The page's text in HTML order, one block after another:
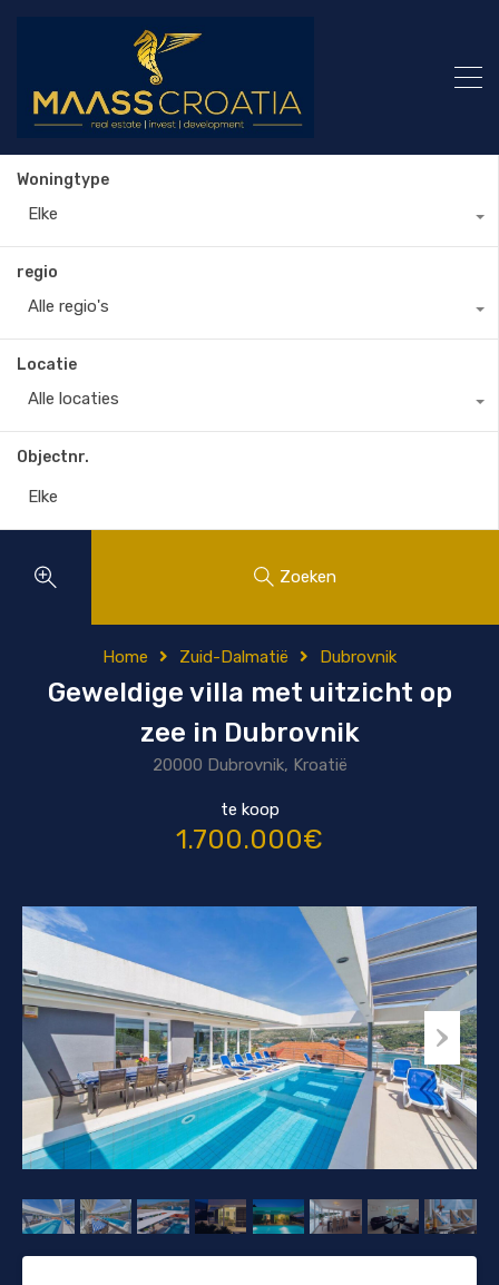
Woningtype
Elke
regio
Alle regio's
Locatie
Alle locaties
Objectnr.
Zoeken
Home Zuid-Dalmatië Dubrovnik
Geweldige villa met uitzicht op
zee in Dubrovnik
20000 Dubrovnik, Kroatië
te koop
1.700.000€